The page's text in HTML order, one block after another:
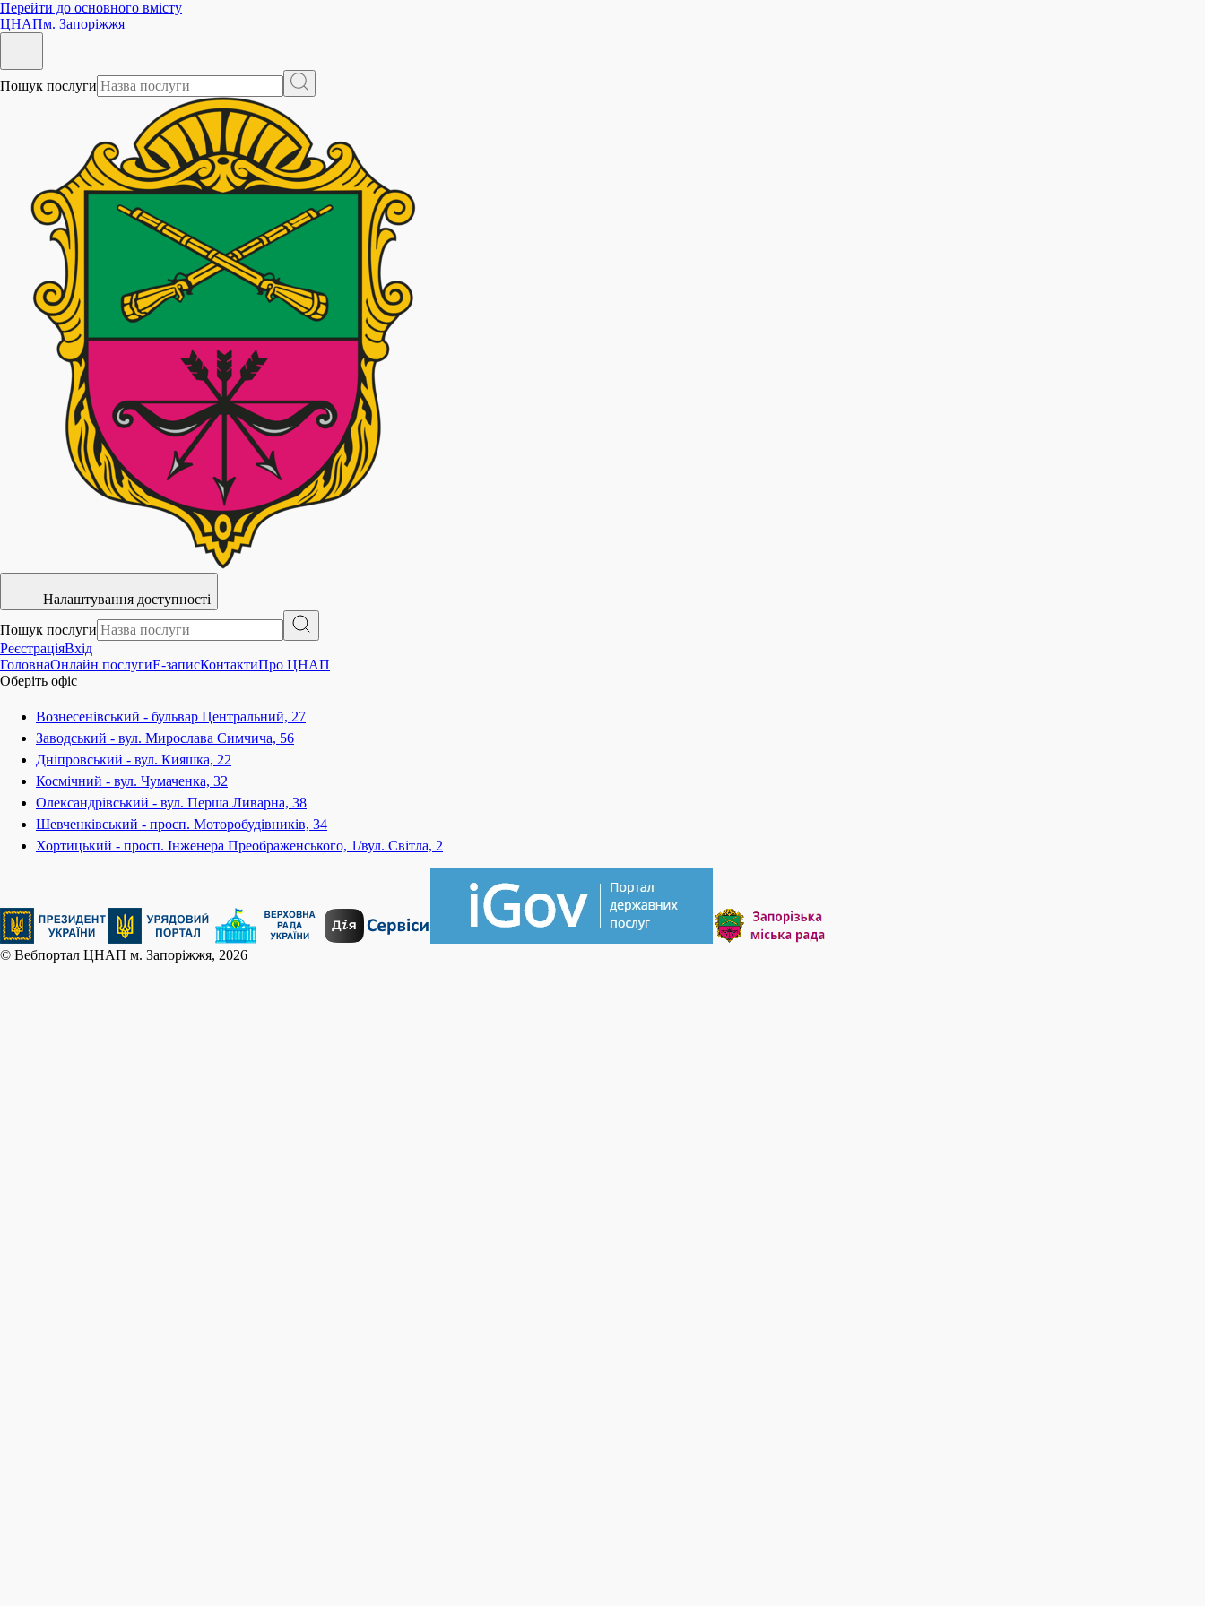
Перейти до основного вмісту
ЦНАПм. Запоріжжя
Пошук послуги
Налаштування доступності
Пошук послуги
РеєстраціяВхід
ГоловнаОнлайн послугиE-записКонтактиПро ЦНАП
Оберіть офіс
Вознесенівський - бульвар Центральний, 27
Заводський - вул. Мирослава Симчича, 56
Дніпровський - вул. Кияшка, 22
Космічний - вул. Чумаченка, 32
Олександрівський - вул. Перша Ливарна, 38
Шевченківський - просп. Моторобудівників, 34
Хортицький - просп. Інженера Преображенського, 1/вул. Світла, 2
© Вебпортал ЦНАП м. Запоріжжя, 2026